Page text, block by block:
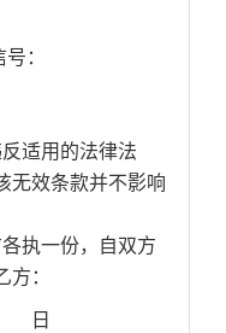
：
适用的法律法
无效条款并不影响
执一份，自双方
：
日